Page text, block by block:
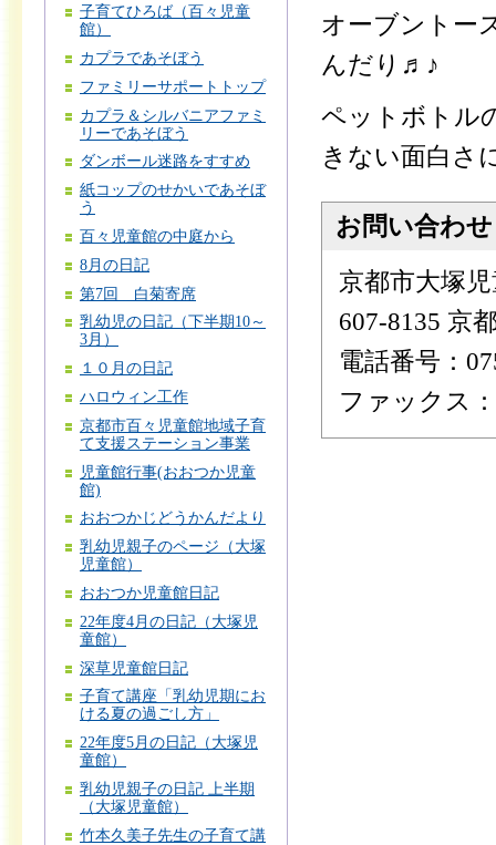
子育てひろば（百々児童
館）
カプラであそぼう
ファミリーサポートトップ
カプラ＆シルバニアファミ
リーであそぼう
ダンボール迷路をすすめ
紙コップのせかいであそぼ
う
百々児童館の中庭から
8月の日記
第7回 白菊寄席
乳幼児の日記（下半期10～
3月）
１０月の日記
ハロウィン工作
京都市百々児童館地域子育
て支援ステーション事業
児童館行事(おおつか児童
館)
おおつかじどうかんだより
乳幼児親子のページ（大塚
児童館）
おおつか児童館日記
22年度4月の日記（大塚児
童館）
深草児童館日記
子育て講座「乳幼児期にお
ける夏の過ごし方」
22年度5月の日記（大塚児
童館）
乳幼児親子の日記 上半期
（大塚児童館）
竹本久美子先生の子育て講
オーブントー
んだり♬♪
ペットボトル
きない面白さ
お問い合わせ
京都市大塚
607-8135 京
電話番号：
ファックス